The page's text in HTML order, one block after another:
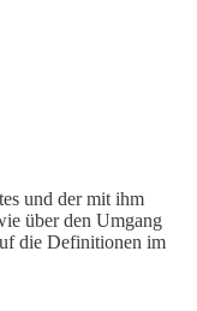
und der mit ihm
über den Umgang
die Definitionen im